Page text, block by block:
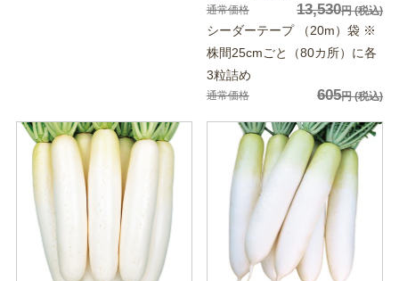
通常価格 13,530円(税込)
シーダーテープ （20m）袋 ※
株間25cmごと（80カ所）に各
3粒詰め
通常価格 605円(税込)